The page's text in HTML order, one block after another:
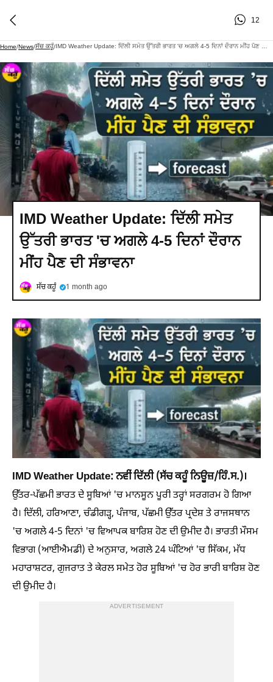
12
Home/News/ਸੱਚ ਕਹੂੰ/
IMD Weather Update: ਦਿੱਲੀ ਸਮੇਤ
ਉੱਤਰੀ ਭਾਰਤ 'ਚ ਅਗਲੇ 4-5 ਦਿਨਾਂ ਦੌਰਾਨ
ਮੀਂਹ ਪੈਣ ਦੀ ਸੰਭਾਵਨਾ
ਸੱਚ ਕਹੂੰ 1 month ago
IMD Weather Update: ਨਵੀਂ ਦਿੱਲੀ (ਸੱਚ ਕਹੂੰ ਨਿਊਜ਼/ਹਿੰ.ਸ.)।
ਉੱਤਰ-ਪੱਛਮੀ ਭਾਰਤ ਦੇ ਸੂਬਿਆਂ 'ਚ ਮਾਨਸੂਨ ਪੂਰੀ ਤਰ੍ਹਾਂ ਸਰਗਰਮ ਹੋ ਗਿਆ
ਹੈ। ਦਿੱਲੀ, ਹਰਿਆਣਾ, ਚੰਡੀਗੜ੍ਹ, ਪੰਜਾਬ, ਪੱਛਮੀ ਉੱਤਰ ਪ੍ਰਦੇਸ਼ ਤੇ ਰਾਜਸਥਾਨ
'ਚ ਅਗਲੇ 4-5 ਦਿਨਾਂ 'ਚ ਵਿਆਪਕ ਬਾਰਿਸ਼ ਹੋਣ ਦੀ ਉਮੀਦ ਹੈ। ਭਾਰਤੀ ਮੌਸਮ
ਵਿਭਾਗ (ਆਈਐਮਡੀ) ਦੇ ਅਨੁਸਾਰ, ਅਗਲੇ 24 ਘੰਟਿਆਂ 'ਚ ਸਿੱਕਮ, ਮੱਧ
ਮਹਾਰਾਸ਼ਟਰ, ਗੁਜਰਾਤ ਤੇ ਕੇਰਲ ਸਮੇਤ ਹੋਰ ਸੂਬਿਆਂ 'ਚ ਹੋਰ ਭਾਰੀ ਬਾਰਿਸ਼ ਹੋਣ
ਦੀ ਉਮੀਦ ਹੈ।
ADVERTISEMENT